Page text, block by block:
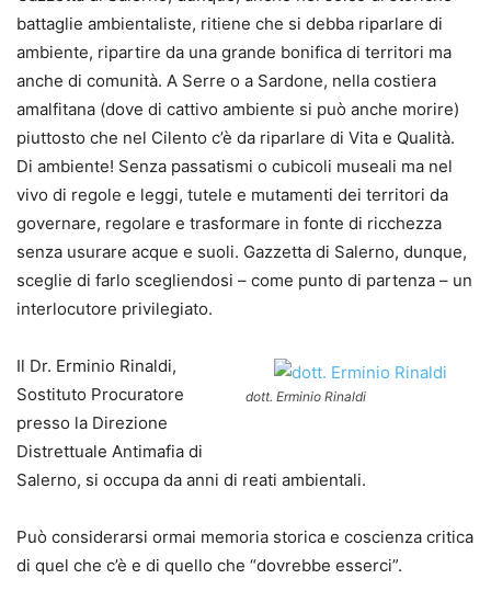
battaglie ambientaliste, ritiene che si debba riparlare di
ambiente, ripartire da una grande bonifica di territori ma
anche di comunità. A Serre o a Sardone, nella costiera
amalfitana (dove di cattivo ambiente si può anche morire)
piuttosto che nel Cilento c’è da riparlare di Vita e Qualità.
Di ambiente! Senza passatismi o cubicoli museali ma nel
vivo di regole e leggi, tutele e mutamenti dei territori da
governare, regolare e trasformare in fonte di ricchezza
senza usurare acque e suoli. Gazzetta di Salerno, dunque,
sceglie di farlo scegliendosi – come punto di partenza – un
interlocutore privilegiato.
dott. Erminio Rinaldi
Il Dr. Erminio Rinaldi,
Sostituto Procuratore
presso la Direzione
Distrettuale Antimafia di
Salerno, si occupa da anni di reati ambientali.
Può considerarsi ormai memoria storica e coscienza critica
di quel che c’è e di quello che “dovrebbe esserci”.